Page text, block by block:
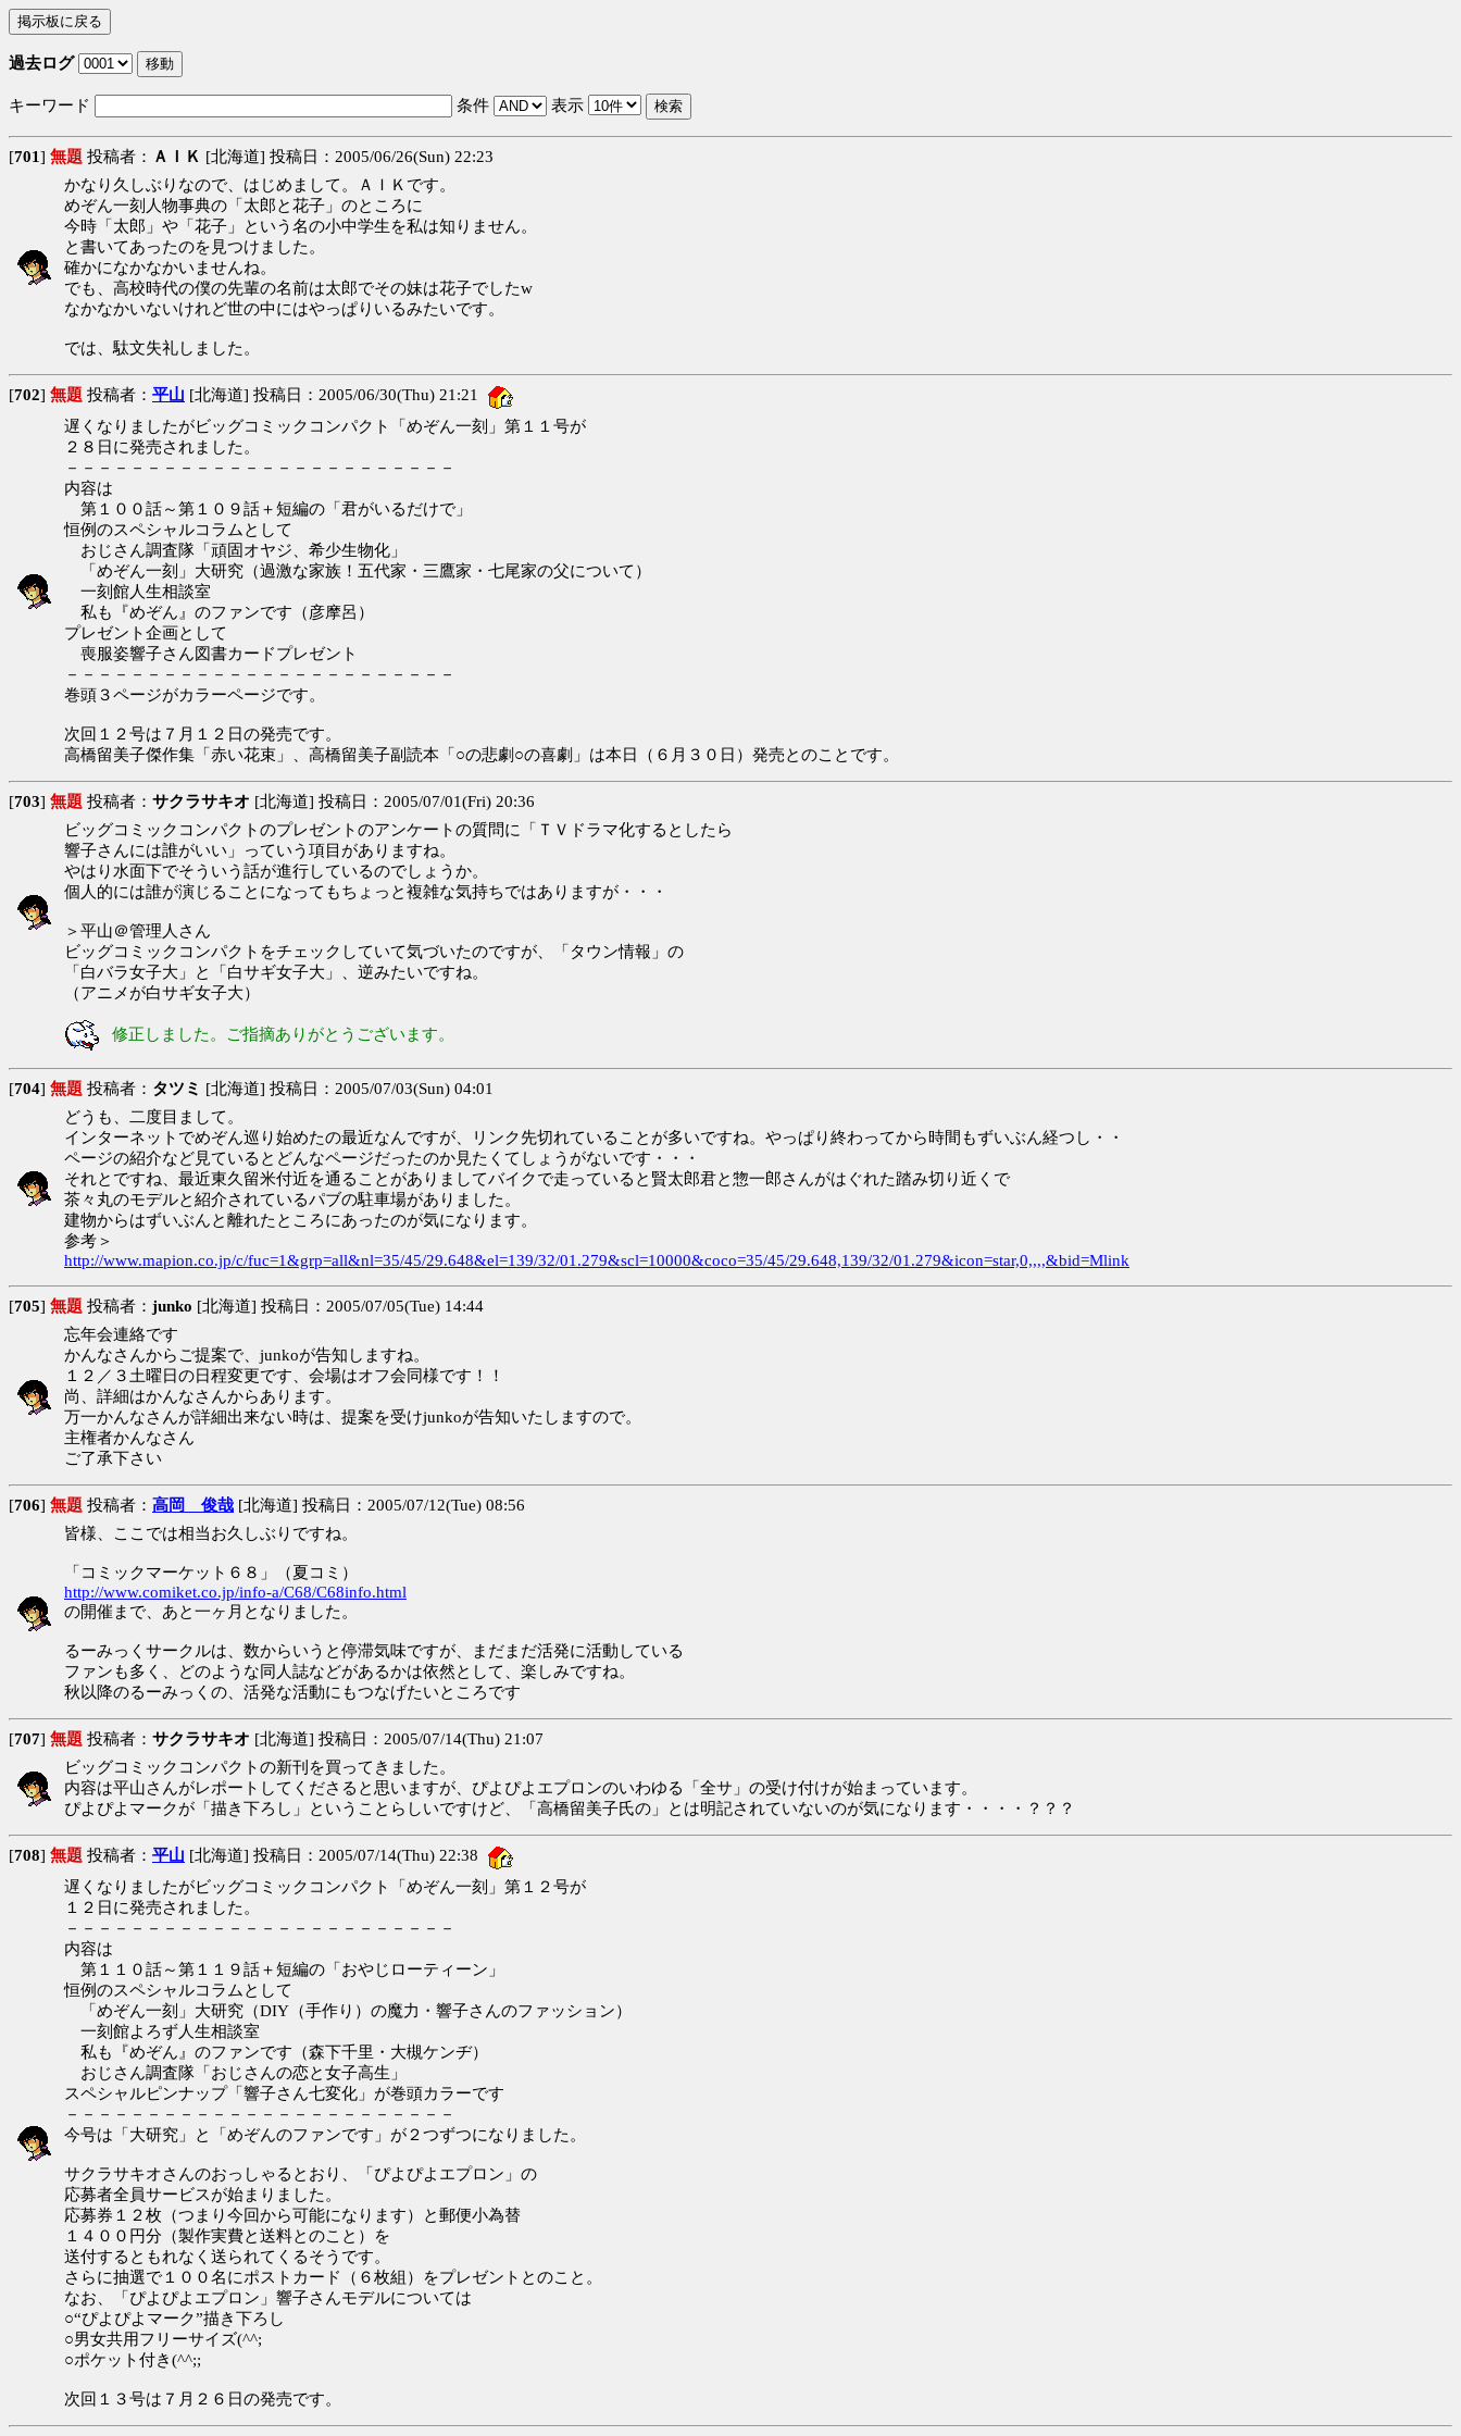
過去ログ
キーワード 条件 表示
[701] 無題 投稿者： ＡＩＫ [北海道] 投稿日：2005/06/26(Sun) 22:23
かなり久しぶりなので、はじめまして。ＡＩＫです。
めぞん一刻人物事典の「太郎と花子」のところに
今時「太郎」や「花子」という名の小中学生を私は知りません。
と書いてあったのを見つけました。
確かになかなかいませんね。
でも、高校時代の僕の先輩の名前は太郎でその妹は花子でしたw
なかなかいないけれど世の中にはやっぱりいるみたいです。
では、駄文失礼しました。
[702] 無題 投稿者： 平山 [北海道] 投稿日：2005/06/30(Thu) 21:21
遅くなりましたがビッグコミックコンパクト「めぞん一刻」第１１号が
２８日に発売されました。
－－－－－－－－－－－－－－－－－－－－－－－－
内容は
第１００話～第１０９話＋短編の「君がいるだけで」
恒例のスペシャルコラムとして
おじさん調査隊「頑固オヤジ、希少生物化」
「めぞん一刻」大研究（過激な家族！五代家・三鷹家・七尾家の父について）
一刻館人生相談室
私も『めぞん』のファンです（彦摩呂）
プレゼント企画として
喪服姿響子さん図書カードプレゼント
－－－－－－－－－－－－－－－－－－－－－－－－
巻頭３ページがカラーページです。
次回１２号は７月１２日の発売です。
高橋留美子傑作集「赤い花束」、高橋留美子副読本「○の悲劇○の喜劇」は本日（６月３０日）発売とのことです。
[703] 無題 投稿者： サクラサキオ [北海道] 投稿日：2005/07/01(Fri) 20:36
ビッグコミックコンパクトのプレゼントのアンケートの質問に「ＴＶドラマ化するとしたら
響子さんには誰がいい」っていう項目がありますね。
やはり水面下でそういう話が進行しているのでしょうか。
個人的には誰が演じることになってもちょっと複雑な気持ちではありますが・・・
＞平山＠管理人さん
ビッグコミックコンパクトをチェックしていて気づいたのですが、「タウン情報」の
「白バラ女子大」と「白サギ女子大」、逆みたいですね。
（アニメが白サギ女子大）
修正しました。ご指摘ありがとうございます。
[704] 無題 投稿者： タツミ [北海道] 投稿日：2005/07/03(Sun) 04:01
どうも、二度目まして。
インターネットでめぞん巡り始めたの最近なんですが、リンク先切れていることが多いですね。やっぱり終わってから時間もずいぶん経つし・・
ページの紹介など見ているとどんなページだったのか見たくてしょうがないです・・・
それとですね、最近東久留米付近を通ることがありましてバイクで走っていると賢太郎君と惣一郎さんがはぐれた踏み切り近くで
茶々丸のモデルと紹介されているパブの駐車場がありました。
建物からはずいぶんと離れたところにあったのが気になります。
参考＞
http://www.mapion.co.jp/c/fuc=1&grp=all&nl=35/45/29.648&el=139/32/01.279&scl=10000&coco=35/45/29.648,139/32/01.279&icon=star,0,,,,&bid=Mlink
[705] 無題 投稿者： junko [北海道] 投稿日：2005/07/05(Tue) 14:44
忘年会連絡です
かんなさんからご提案で、junkoが告知しますね。
１２／３土曜日の日程変更です、会場はオフ会同様です！！
尚、詳細はかんなさんからあります。
万一かんなさんが詳細出来ない時は、提案を受けjunkoが告知いたしますので。
主権者かんなさん
ご了承下さい
[706] 無題 投稿者： 高岡 俊哉 [北海道] 投稿日：2005/07/12(Tue) 08:56
皆様、ここでは相当お久しぶりですね。
「コミックマーケット６８」（夏コミ）
http://www.comiket.co.jp/info-a/C68/C68info.html
の開催まで、あと一ヶ月となりました。
るーみっくサークルは、数からいうと停滞気味ですが、まだまだ活発に活動している
ファンも多く、どのような同人誌などがあるかは依然として、楽しみですね。
秋以降のるーみっくの、活発な活動にもつなげたいところです
[707] 無題 投稿者： サクラサキオ [北海道] 投稿日：2005/07/14(Thu) 21:07
ビッグコミックコンパクトの新刊を買ってきました。
内容は平山さんがレポートしてくださると思いますが、ぴよぴよエプロンのいわゆる「全サ」の受け付けが始まっています。
ぴよぴよマークが「描き下ろし」ということらしいですけど、「高橋留美子氏の」とは明記されていないのが気になります・・・・？？？
[708] 無題 投稿者： 平山 [北海道] 投稿日：2005/07/14(Thu) 22:38
遅くなりましたがビッグコミックコンパクト「めぞん一刻」第１２号が
１２日に発売されました。
－－－－－－－－－－－－－－－－－－－－－－－－
内容は
第１１０話～第１１９話＋短編の「おやじローティーン」
恒例のスペシャルコラムとして
「めぞん一刻」大研究（DIY（手作り）の魔力・響子さんのファッション）
一刻館よろず人生相談室
私も『めぞん』のファンです（森下千里・大槻ケンヂ）
おじさん調査隊「おじさんの恋と女子高生」
スペシャルピンナップ「響子さん七変化」が巻頭カラーです
－－－－－－－－－－－－－－－－－－－－－－－－
今号は「大研究」と「めぞんのファンです」が２つずつになりました。
サクラサキオさんのおっしゃるとおり、「ぴよぴよエプロン」の
応募者全員サービスが始まりました。
応募券１２枚（つまり今回から可能になります）と郵便小為替
１４００円分（製作実費と送料とのこと）を
送付するともれなく送られてくるそうです。
さらに抽選で１００名にポストカード（６枚組）をプレゼントとのこと。
なお、「ぴよぴよエプロン」響子さんモデルについては
○“ぴよぴよマーク”描き下ろし
○男女共用フリーサイズ(^^;
○ポケット付き(^^;;
次回１３号は７月２６日の発売です。